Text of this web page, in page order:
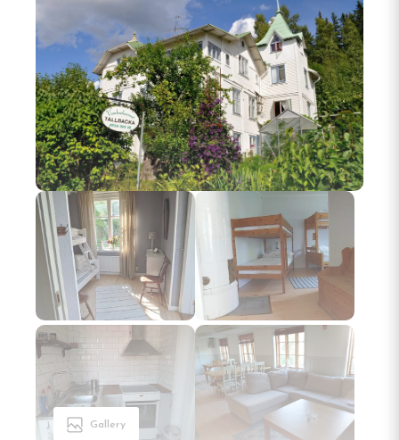
Gallery